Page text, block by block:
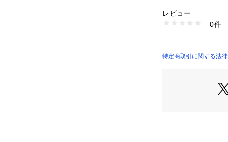
生産国：タイ
レビュー
0件
特定商取引に関する法